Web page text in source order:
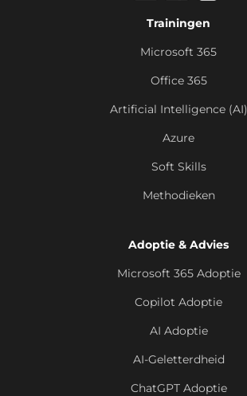
Trainingen
Microsoft 365
Office 365
Artificial Intelligence (AI)
Azure
Soft Skills
Methodieken
Adoptie & Advies
Microsoft 365 Adoptie
Copilot Adoptie
AI Adoptie
AI-Geletterdheid
ChatGPT Adoptie